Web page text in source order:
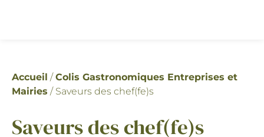
Accueil /Colis Gastronomiques Entreprises et
Mairies / Saveurs des chef(fe)s
Saveurs des chef(fe)s